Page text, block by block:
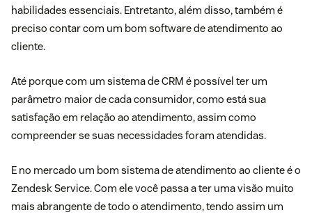
habilidades essenciais. Entretanto, além disso, também é
preciso contar com um bom software de atendimento ao
cliente.
Até porque com um sistema de CRM é possível ter um
parâmetro maior de cada consumidor, como está sua
satisfação em relação ao atendimento, assim como
compreender se suas necessidades foram atendidas.
E no mercado um bom sistema de atendimento ao cliente é o
Zendesk Service. Com ele você passa a ter uma visão muito
mais abrangente de todo o atendimento, tendo assim um